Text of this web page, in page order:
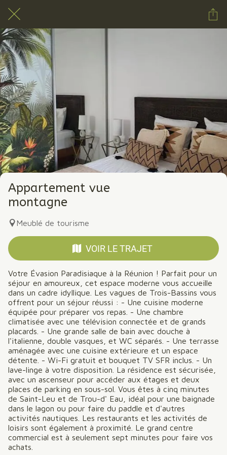
Appartement vue
montagne
Meublé de tourisme
VOIR LE TRAJET
Votre Évasion Paradisiaque à la Réunion ! Parfait pour un
séjour en amoureux, cet espace moderne vous accueille
dans un cadre idyllique. Les vagues de Trois-Bassins vous
offrent pour un séjour réussi : - Une cuisine moderne
équipée pour préparer vos repas. - Une chambre
climatisée avec une télévision connectée et de grands
placards. - Une grande salle de bain avec douche à
l'italienne, double vasques, et WC séparés. - Une terrasse
aménagée avec une cuisine extérieure et un espace
détente. - Wi-Fi gratuit et bouquet TV SFR inclus. - Un
lave-linge à votre disposition. La résidence est sécurisée,
avec un ascenseur pour accéder aux étages et deux
places de parking en sous-sol. Vous êtes à cinq minutes
de Saint-Leu et de Trou-d' Eau, idéal pour une baignade
dans le lagon ou pour faire du paddle et d'autres
activités nautiques. Les restaurants et les activités de
loisirs sont également à proximité. Le grand centre
commercial est à seulement sept minutes pour faire vos
achats.